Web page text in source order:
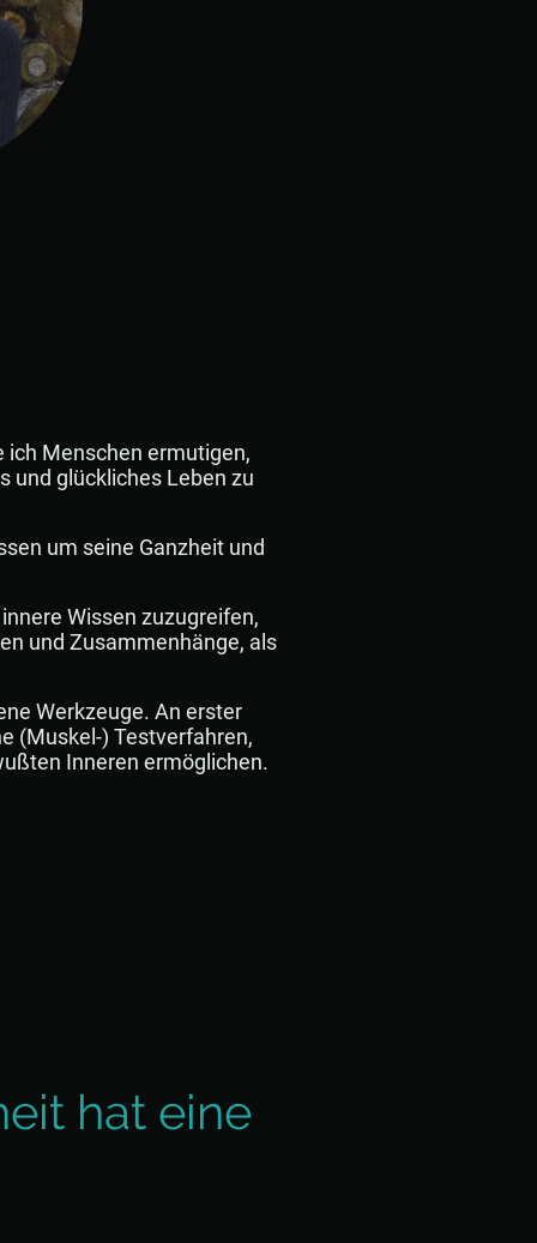
Menschen ermutigen,
und glückliches Leben zu
um seine Ganzheit und
Wissen zuzugreifen,
und Zusammenhänge, als
Werkzeuge. An erster
(Muskel-) Testverfahren,
Inneren ermöglichen.
hat eine